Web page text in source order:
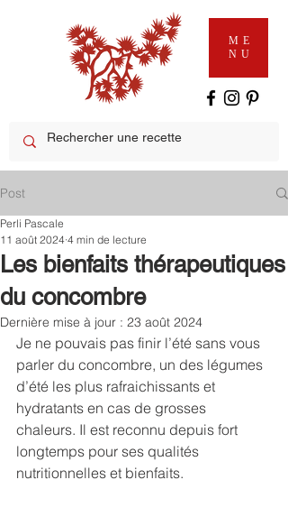
ME
NU
Post
Les bienfaits thérapeutiques
du concombre
Perli Pascale
11 août 2024 4 min de lecture
Dernière mise à jour : 23 août 2024
Je ne pouvais pas finir l’été sans vous
parler du concombre, un des légumes
d’été les plus rafraichissants et
hydratants en cas de grosses
chaleurs. Il est reconnu depuis fort
longtemps pour ses qualités
nutritionnelles et bienfaits.